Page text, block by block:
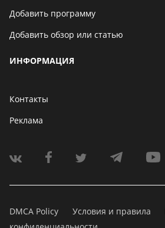
Добавить программу
Добавить обзор или статью
ИНФОРМАЦИЯ
Контакты
Реклама
DMCA Policy Условия и правила